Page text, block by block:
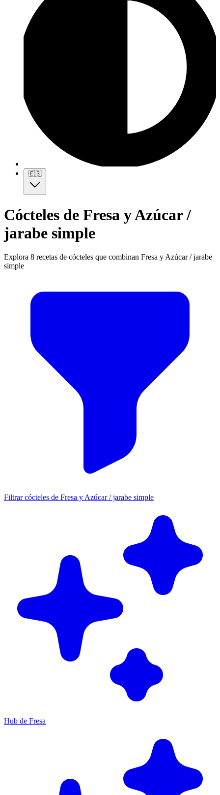
🇪🇸
Cócteles de Fresa y Azúcar /
jarabe simple
Explora 8 recetas de cócteles que combinan Fresa y Azúcar / jarabe
simple
Filtrar cócteles de Fresa y Azúcar / jarabe simple
Hub de Fresa